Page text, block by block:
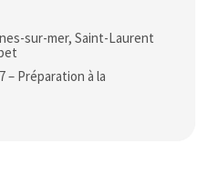
sur-mer, Saint-Laurent
– Préparation à la